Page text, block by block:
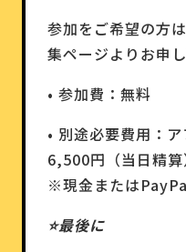
参加をご希望の方
集ページよりお申
• 参加費：無料
• 別途必要費用：
6,500円（当日精算
※現金または
⭐️最後に